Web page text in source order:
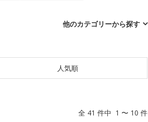
他のカテゴリーから探す
人気順
全 41 件中 1 〜 10 件